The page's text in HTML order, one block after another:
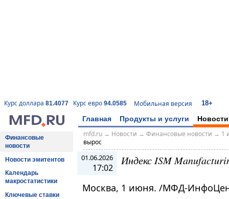
Курс доллара 81.4077 Курс евро 94.0585 Мобильная версия 18+
Главная Продукты и услуги Новости
Финансовые
новости
Новости эмитентов
Календарь
макростатистики
Ключевые ставки
mfd.ru→ Новости → Финансовые новости → 1
вырос
01.06.2026
17:02
Индекс ISM
Москва, 1 июня. /МФД-